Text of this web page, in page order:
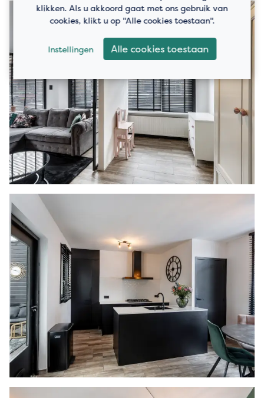
klikken. Als u akkoord gaat met ons gebruik van
cookies, klikt u op "Alle cookies toestaan".
Instellingen Alle cookies toestaan